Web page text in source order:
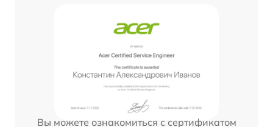
Вы можете ознакомиться с сертификатом